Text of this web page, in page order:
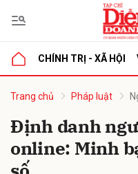
CHÍNH TRỊ - XÃ HỘI
Trang chủ Pháp luật
Định danh
online: Minh
luận